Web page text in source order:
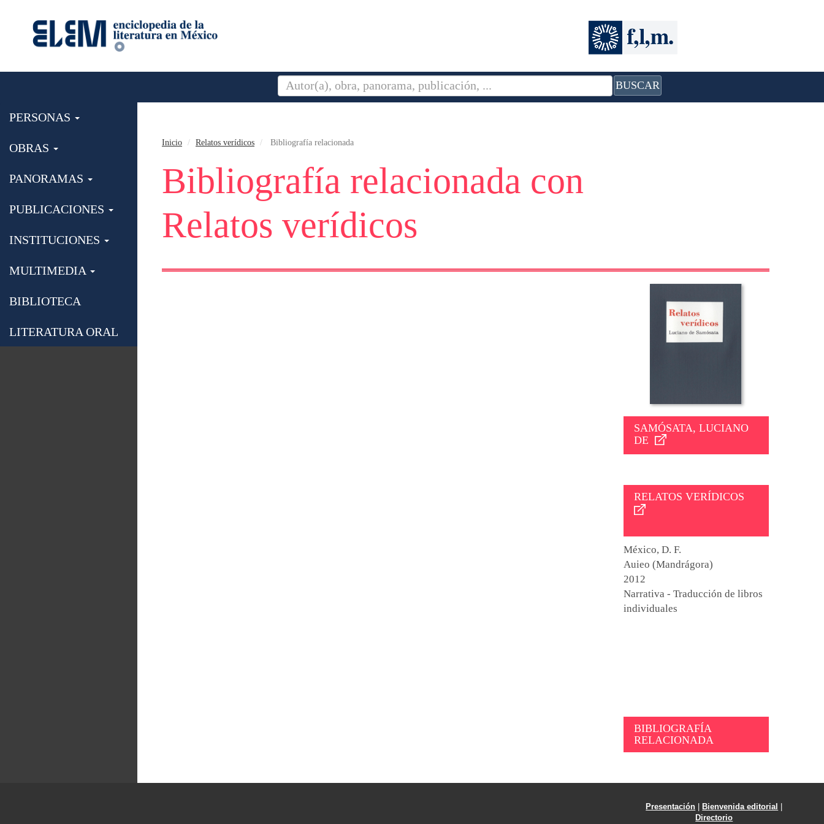
BUSCAR
PERSONAS
OBRAS
PANORAMAS
PUBLICACIONES
INSTITUCIONES
MULTIMEDIA
BIBLIOTECA
LITERATURA ORAL
Inicio Relatos verídicos Bibliografía relacionada
Bibliografía relacionada con
Relatos verídicos
SAMÓSATA, LUCIANO
DE
RELATOS VERÍDICOS
México, D. F.
Auieo (Mandrágora)
2012
Narrativa - Traducción de libros
individuales
BIBLIOGRAFÍA
RELACIONADA
Presentación |Bienvenida editorial |
Directorio